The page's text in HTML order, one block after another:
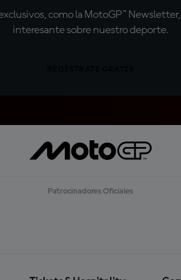
como la MotoGP™
interesante sobre nuestro deporte.
Patrocinadores Oficiales